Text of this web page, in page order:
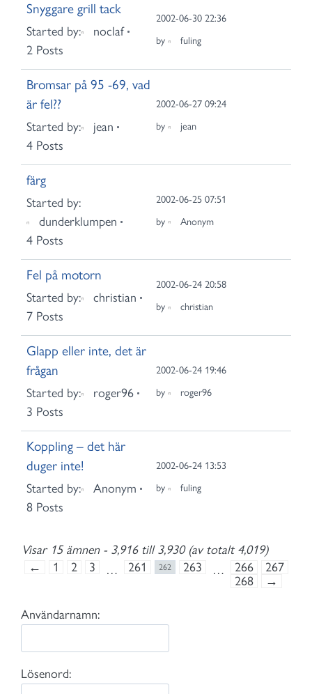
Snyggare grill tack
Started by:
noclaf
2 Posts
2002-06-30 22:36
by
fuling
Bromsar på 95 -69, vad
är fel??
Started by:
jean
4 Posts
2002-06-27 09:24
by
jean
färg
Started by:
dunderklumpen
4 Posts
2002-06-25 07:51
by
Anonym
Fel på motorn
Started by:
christian
7 Posts
2002-06-24 20:58
by
christian
Glapp eller inte, det är
frågan
Started by:
roger96
3 Posts
2002-06-24 19:46
by
roger96
Koppling – det här
duger inte!
Started by:
Anonym
8 Posts
2002-06-24 13:53
by
fuling
Visar 15 ämnen - 3,916 till 3,930 (av totalt 4,019)
←
1 2 3 … 261 262 263 … 266
267
268
→
Användarnamn:
Lösenord: